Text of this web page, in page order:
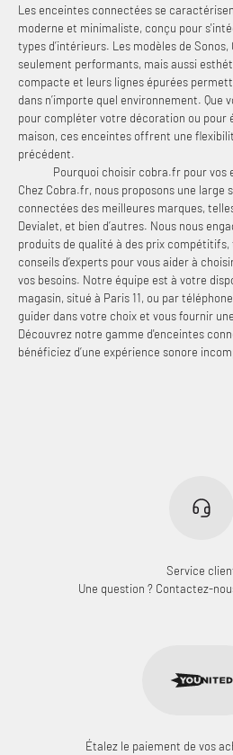
Les enceintes connectées se
moderne et minimaliste, conçu pour
types d’intérieurs. Les modèles de
seulement performants, mais aussi
compacte et leurs lignes épurées
dans n’importe quel environnement. Que
pour compléter votre décoration ou pour
maison, ces enceintes offrent une
précédent.
Pourquoi choisir cobra.fr pour vos
Chez Cobra.fr, nous proposons une large
connectées des meilleures marques,
Devialet, et bien d’autres. Nous nous
produits de qualité à des prix
conseils d’experts pour vous aider à
vos besoins. Notre équipe est à votre
magasin, situé à Paris 11, ou par
guider dans votre choix et vous fournir
Découvrez notre gamme d'enceintes
bénéficiez d’une expérience sonore
Service
Une question ? Contactez-
Étalez le paiement de vos